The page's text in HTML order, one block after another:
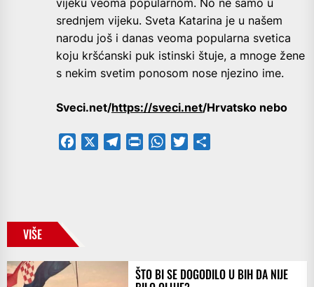
vijeku veoma popularnom. No ne samo u
srednjem vijeku. Sveta Katarina je u našem
narodu još i danas veoma popularna svetica
koju kršćanski puk istinski štuje, a mnoge žene
s nekim svetim ponosom nose njezino ime.
Sveci.net/https://sveci.net/Hrvatsko nebo
Facebook TelegramPrintFriendly
WhatsApp
Twitter
VIŠE
ŠTO BI SE DOGODILO U BIH DA NIJE